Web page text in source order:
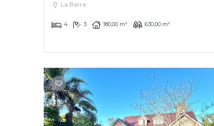
La Barra
4 3 180,00 m² 630,00 m²